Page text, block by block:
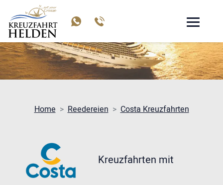
Home Reedereien Costa Kreuzfahrten
Kreuzfahrten mit